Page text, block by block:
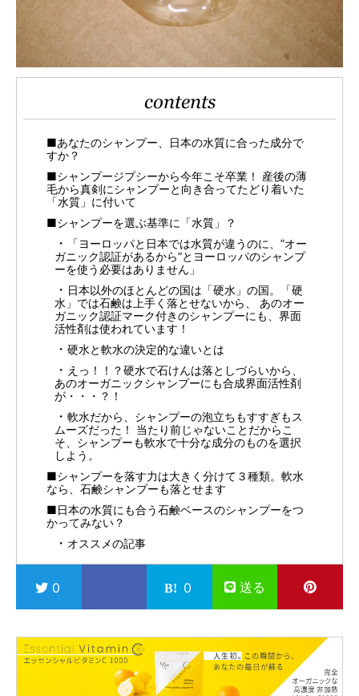
contents
■あなたのシャンプー、日本の水質に合った成分で
すか？
■シャンプージプシーから今年こそ卒業！ 産後の薄
毛から真剣にシャンプーと向き合ってたどり着いた
「水質」に付いて
■シャンプーを選ぶ基準に「水質」？
「ヨーロッパと日本では水質が違うのに、”オー
ガニック認証があるから”とヨーロッパのシャンプ
ーを使う必要はありません」
日本以外のほとんどの国は「硬水」の国。「硬
水」では石鹸は上手く落とせないから、 あのオー
ガニック認証マーク付きのシャンプーにも、界面
活性剤は使われています！
硬水と軟水の決定的な違いとは
えっ！！？硬水で石けんは落としづらいから、
あのオーガニックシャンプーにも合成界面活性剤
が・・・？！
軟水だから、シャンプーの泡立ちもすすぎもス
ムーズだった！ 当たり前じゃないことだからこ
そ、シャンプーも軟水で十分な成分のものを選択
しよう。
■シャンプーを落す力は大きく分けて３種類。軟水
なら、石鹸シャンプーも落とせます
■日本の水質にも合う石鹸ベースのシャンプーをつ
かってみない？
オススメの記事
0 0 送る